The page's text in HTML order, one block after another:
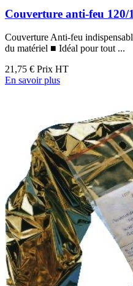
Couverture anti-feu 120/
Couverture Anti-feu
du matériel ■ Idéal pour tout ...
21,75 € Prix HT
En savoir plus